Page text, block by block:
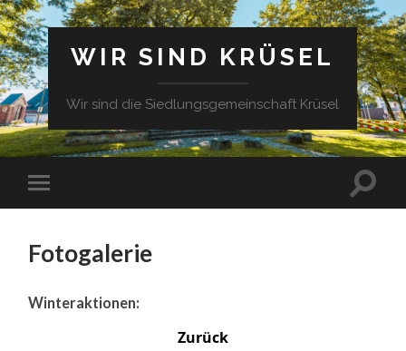
WIR SIND KRÜSEL
Wir sind die Siedlungsgemeinschaft Krüsel
Fotogalerie
Winteraktionen:
Zurück